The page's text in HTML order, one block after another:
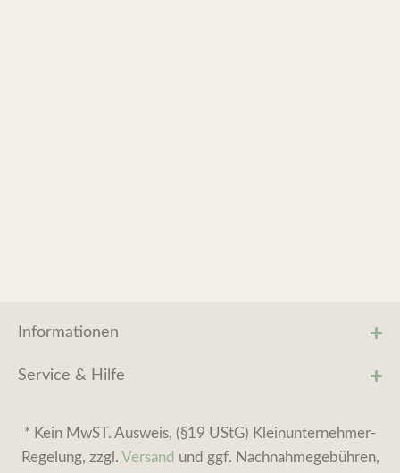
Informationen
Service & Hilfe
* Kein MwST. Ausweis, (§19 UStG) Kleinunternehmer-
Regelung, zzgl. Versand und ggf. Nachnahmegebühren,